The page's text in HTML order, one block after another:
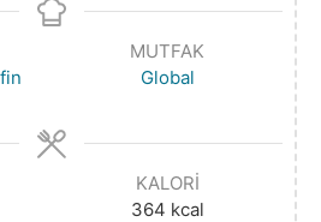
MUTFAK
Global
KALORI
364 kcal